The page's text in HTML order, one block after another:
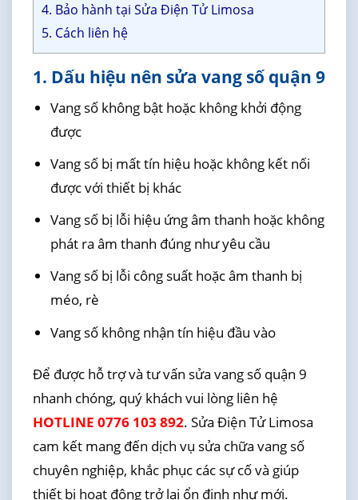
4. Bảo hành tại Sửa Điện Tử Limosa
5. Cách liên hệ
1. Dấu hiệu nên sửa vang số quận 9
Vang số không bật hoặc không khởi động
được
Vang số bị mất tín hiệu hoặc không kết nối
được với thiết bị khác
Vang số bị lỗi hiệu ứng âm thanh hoặc không
phát ra âm thanh đúng như yêu cầu
Vang số bị lỗi công suất hoặc âm thanh bị
méo, rè
Vang số không nhận tín hiệu đầu vào
Để được hỗ trợ và tư vấn sửa vang số quận 9
nhanh chóng, quý khách vui lòng liên hệ
HOTLINE 0776 103 892. Sửa Điện Tử Limosa
cam kết mang đến dịch vụ sửa chữa vang số
chuyên nghiệp, khắc phục các sự cố và giúp
thiết bị hoạt động trở lại ổn định như mới.